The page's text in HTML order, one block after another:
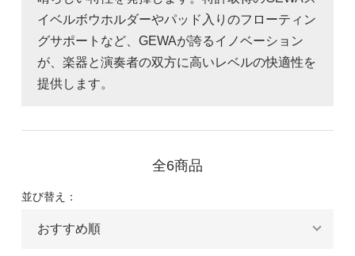
イベルボウホルダーやパッド入りのフローティン
グサポートなど、GEWAが誇るイノベーション
が、楽器と演奏者の双方に高いレベルの快適性を
提供します。
全6商品
並び替え：